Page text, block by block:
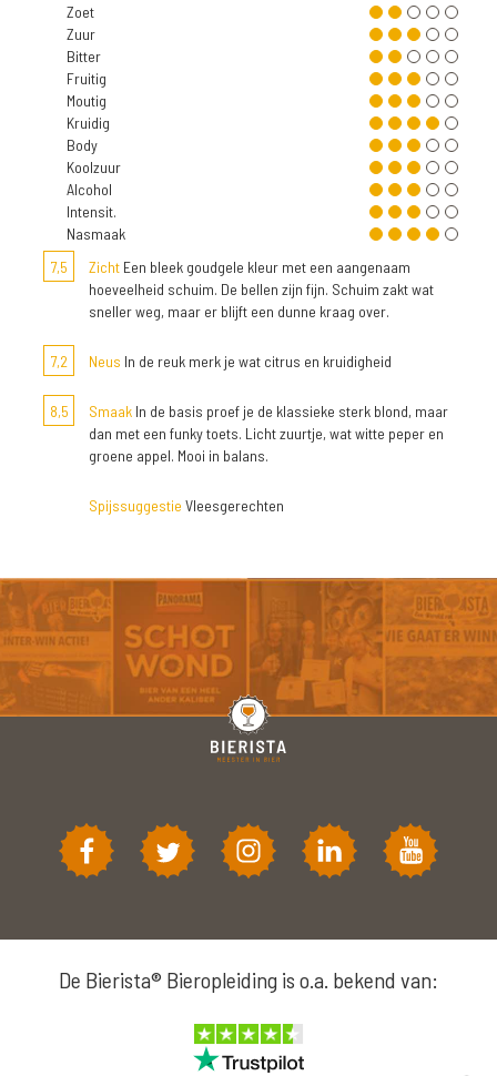
Zoet
Zuur
Bitter
Fruitig
Moutig
Kruidig
Body
Koolzuur
Alcohol
Intensit.
Nasmaak
7,5
Zicht Een bleek goudgele kleur met een aangenaam
hoeveelheid schuim. De bellen zijn fijn. Schuim zakt wat
sneller weg, maar er blijft een dunne kraag over.
7,2 Neus In de reuk merk je wat citrus en kruidigheid
8,5 Smaak In de basis proef je de klassieke sterk blond, maar
dan met een funky toets. Licht zuurtje, wat witte peper en
groene appel. Mooi in balans.
Spijssuggestie Vleesgerechten
De Bierista® Bieropleiding is o.a. bekend van: